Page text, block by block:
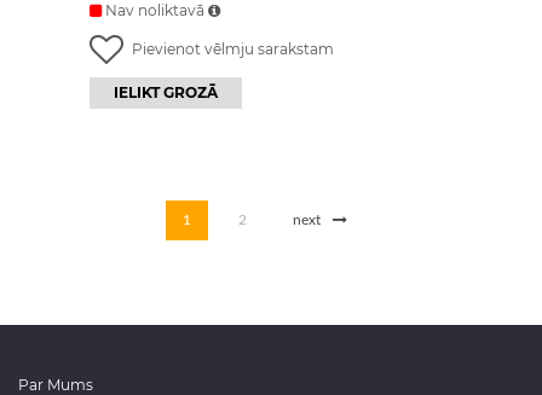
Nav noliktavā
Pievienot vēlmju sarakstam
IELIKT GROZĀ
1 2 next
Par Mums